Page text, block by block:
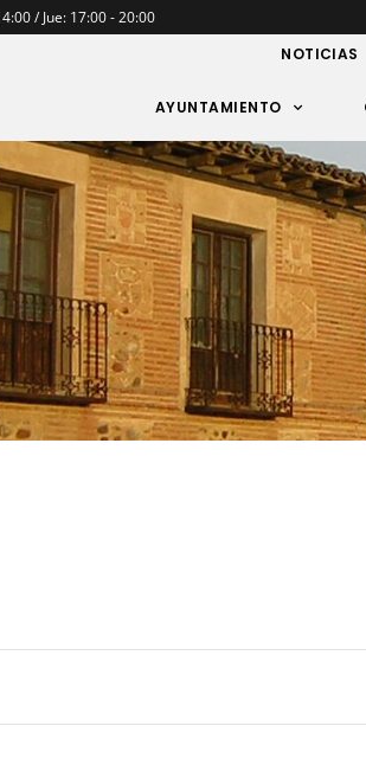
/ Jue: 17:00 - 20:00
NOTICIAS
AYUNTAMIENTO